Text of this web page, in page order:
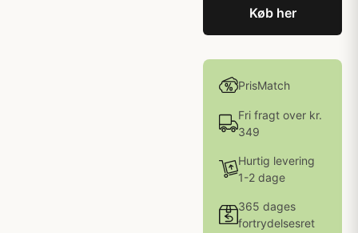
Køb her
PrisMatch
Fri fragt over kr.
349
Hurtig levering
1-2 dage
365 dages
fortrydelsesret